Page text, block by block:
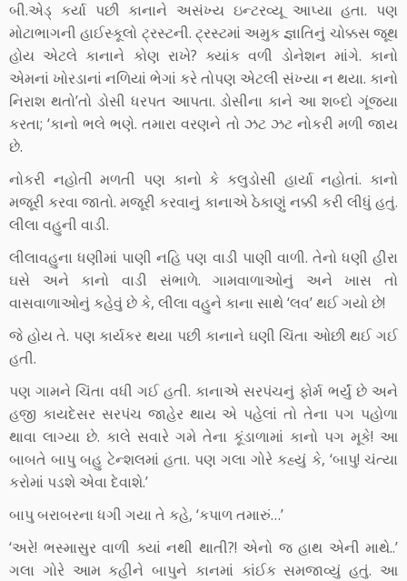
બી.એડ્ કર્યા પછી કાનાને અસંખ્ય ઇન્ટરવ્યૂ આપ્યા હતા. પણ
મોટાભાગની હાઈસ્કૂલો ટ્રસ્ટની. ટ્રસ્ટમાં અમુક જ્ઞાતિનું ચોક્કસ જૂથ
હોય એટલે કાનાને કોણ રાખે? ક્યાંક વળી ડોનેશન માંગે. કાનો
એમનાં ખોરડાનાં નળિયાં ભેગાં કરે તોપણ એટલી સંખ્યા ન થયા. કાનો
નિરાશ થતો’તો ડોસી ધરપત આપતા. ડોસીના કાને આ શબ્દો ગૂંજ્યા
કરતા; ‘કાનો ભલે ભણે. તમારા વરણને તો ઝટ ઝટ નોકરી મળી જાય
છે.
નોકરી નહોતી મળતી પણ કાનો કે કલુડોસી હાર્યા નહોતાં. કાનો
મજૂરી કરવા જાતો. મજૂરી કરવાનું કાનાએ ઠેકાણું નક્કી કરી લીધું હતું.
લીલા વહુની વાડી.
લીલાવહુના ધણીમાં પાણી નહિ પણ વાડી પાણી વાળી. તેનો ધણી હીરા
ઘસે અને કાનો વાડી સંભાળે. ગામવાળાઓનું અને ખાસ તો
વાસવાળાઓનું કહેવું છે કે, લીલા વહુને કાના સાથે ‘લવ’ થઈ ગયો છે!
જે હોય તે. પણ કાર્યકર થયા પછી કાનાને ઘણી ચિંતા ઓછી થઈ ગઈ
હતી.
પણ ગામને ચિંતા વધી ગઈ હતી. કાનાએ સરપંચનું ફોર્મ ભર્યું છે અને
હજી કાયદેસર સરપંચ જાહેર થાય એ પહેલાં તો તેના પગ પહોળા
થાવા લાગ્યા છે. કાલે સવારે ગમે તેના કૂંડાળામાં કાનો પગ મૂકે! આ
બાબતે બાપુ બહુ ટેન્શલમાં હતા. પણ ગલા ગોરે કહ્યું કે, ‘બાપુ! ચંત્યા
કરોમાં પડશે એવા દેવાશે.’
બાપુ બરાબરના ધગી ગયા તે કહે, ‘કપાળ તમારું…’
‘અરે! ભસ્માસુર વાળી ક્યાં નથી થાતી?! એનો જ હાથ એની માથે..’
ગલા ગોરે આમ કહીને બાપુને કાનમાં કાંઈક સમજાવ્યું હતું. આ